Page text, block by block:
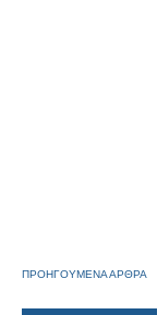
ΠΡΟΗΓΟΥΜΕΝΑ ΑΡΘΡΑ